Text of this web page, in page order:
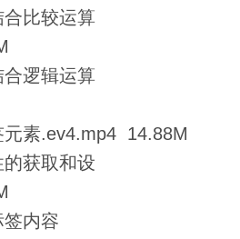
比较运算
逻辑运算
素.ev4.mp4 14.88M
获取和设
内容